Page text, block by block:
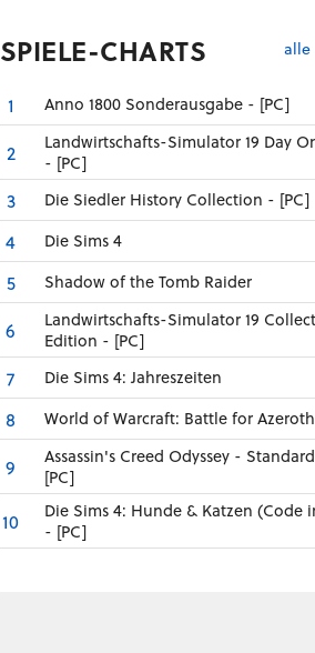
SPIELE-CHARTS alle
1 Anno 1800 Sonderausgabe - [PC]
2
Landwirtschafts-Simulator 19 Day
- [PC]
3 Die Siedler History Collection - [PC]
4 Die Sims 4
5 Shadow of the Tomb Raider
6
Landwirtschafts-Simulator 19
Edition - [PC]
7 Die Sims 4: Jahreszeiten
8 World of Warcraft: Battle for Azeroth
9
Assassin's Creed Odyssey -
[PC]
10
Die Sims 4: Hunde & Katzen (Code
- [PC]